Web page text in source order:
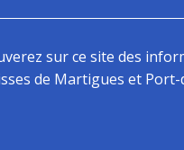
sur ce site des
de Martigues et